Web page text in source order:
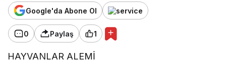
Google'da Abone Ol
0 Paylaş 1
HAYVANLAR ALEMİ